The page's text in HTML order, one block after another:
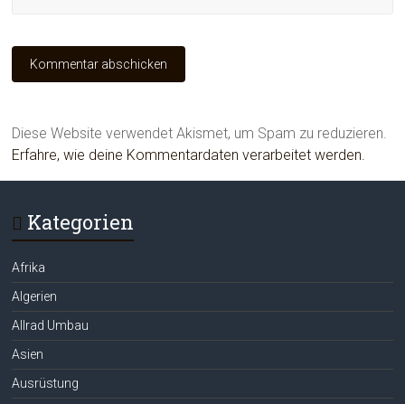
Diese Website verwendet Akismet, um Spam zu reduzieren.
Erfahre, wie deine Kommentardaten verarbeitet werden.
Kategorien
Afrika
Algerien
Allrad Umbau
Asien
Ausrüstung